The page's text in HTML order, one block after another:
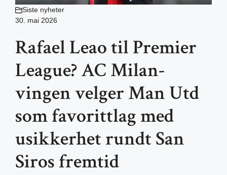
Siste nyheter
30. mai 2026
Rafael Leao til Premier
League? AC Milan-
vingen velger Man Utd
som favorittlag med
usikkerhet rundt San
Siros fremtid